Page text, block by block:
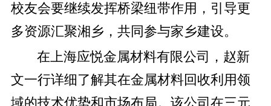
校友会要继续发挥桥梁纽带作用，引导更
多资源汇聚湘乡，共同参与家乡建设。
在上海应悦金属材料有限公司，赵新
文一行详细了解其在金属材料回收利用领